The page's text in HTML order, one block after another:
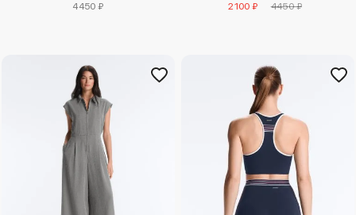
4450 ₽
2100 ₽
4450 ₽